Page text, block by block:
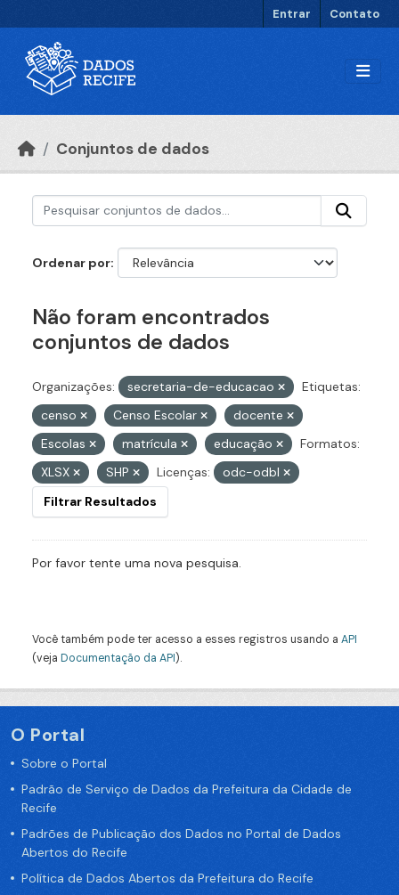
Entrar Contato
Conjuntos de dados
Ordenar por
Não foram encontrados
conjuntos de dados
Organizações: secretaria-de-educacao
Etiquetas:
censo
Censo Escolar
docente
Escolas
matrícula educação
Formatos:
XLSX
SHP Licenças:
odc-odbl
Filtrar Resultados
Por favor tente uma nova pesquisa.
Você também pode ter acesso a esses registros usando a API
(veja Documentação da API).
O Portal
Sobre o Portal
Padrão de Serviço de Dados da Prefeitura da Cidade de
Recife
Padrões de Publicação dos Dados no Portal de Dados
Abertos do Recife
Política de Dados Abertos da Prefeitura do Recife